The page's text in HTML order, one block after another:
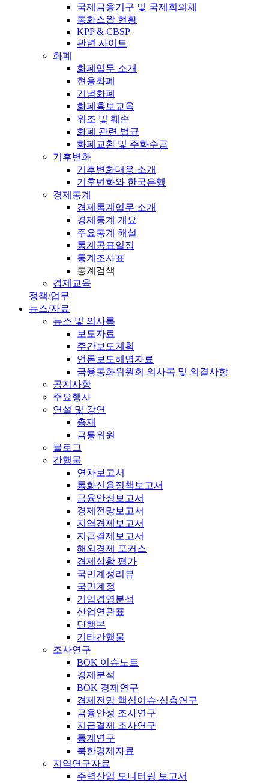
국제금융기구 및 국제회의체
통화스왑 현황
KPP & CBSP
관련 사이트
화폐
화폐업무 소개
현용화폐
기념화폐
화폐홍보교육
위조 및 훼손
화폐 관련 법규
화폐교환 및 주화수급
기후변화
기후변화대응 소개
기후변화와 한국은행
경제통계
경제통계업무 소개
경제통계 개요
주요통계 해설
통계공표일정
통계조사표
통계검색
경제교육
정책/업무
뉴스/자료
뉴스 및 의사록
보도자료
주간보도계획
언론보도해명자료
금융통화위원회 의사록 및 의결사항
공지사항
주요행사
연설 및 강연
총재
금통위원
블로그
간행물
연차보고서
통화신용정책보고서
금융안정보고서
경제전망보고서
지역경제보고서
지급결제보고서
해외경제 포커스
경제상황 평가
국민계정리뷰
국민계정
기업경영분석
산업연관표
단행본
기타간행물
조사연구
BOK 이슈노트
경제분석
BOK 경제연구
경제전망 핵심이슈·심층연구
금융안정 조사연구
지급결제 조사연구
통계연구
북한경제자료
지역연구자료
주력산업 모니터링 보고서